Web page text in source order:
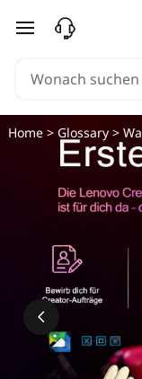
zum Hauptinhalt
Home> Glossary>